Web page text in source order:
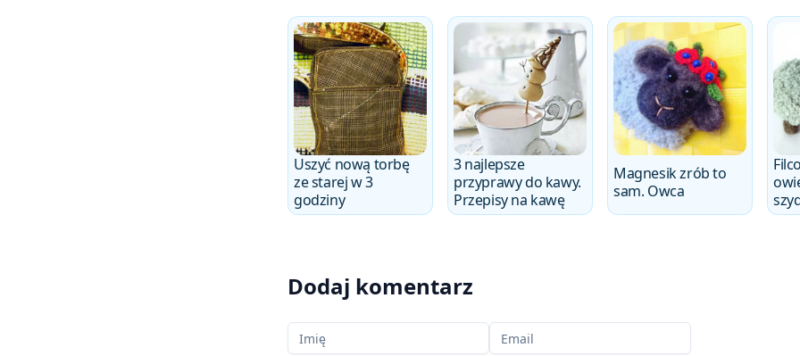
Uszyć nową torbę
ze starej w 3
godziny
3 najlepsze
przyprawy do kawy.
Przepisy na kawę
Magnesik zrób to
sam. Owca
Dodaj komentarz
Twoje imię Twój email